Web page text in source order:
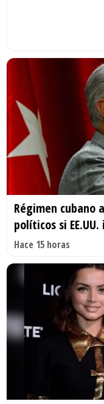
Régimen cubano
políticos si
Hace 15 horas